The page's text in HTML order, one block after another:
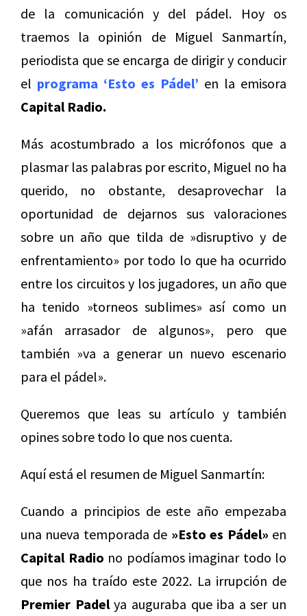
de la comunicación y del pádel. Hoy os
traemos la opinión de Miguel Sanmartín,
periodista que se encarga de dirigir y conducir
el programa ‘Esto es Pádel’ en la emisora
Capital Radio.
Más acostumbrado a los micrófonos que a
plasmar las palabras por escrito, Miguel no ha
querido, no obstante, desaprovechar la
oportunidad de dejarnos sus valoraciones
sobre un año que tilda de »disruptivo y de
enfrentamiento» por todo lo que ha ocurrido
entre los circuitos y los jugadores, un año que
ha tenido »torneos sublimes» así como un
»afán arrasador de algunos», pero que
también »va a generar un nuevo escenario
para el pádel».
Queremos que leas su artículo y también
opines sobre todo lo que nos cuenta.
Aquí está el resumen de Miguel Sanmartín:
Cuando a principios de este año empezaba
una nueva temporada de »Esto es Pádel» en
Capital Radio no podíamos imaginar todo lo
que nos ha traído este 2022. La irrupción de
Premier Padelya auguraba que iba a ser un